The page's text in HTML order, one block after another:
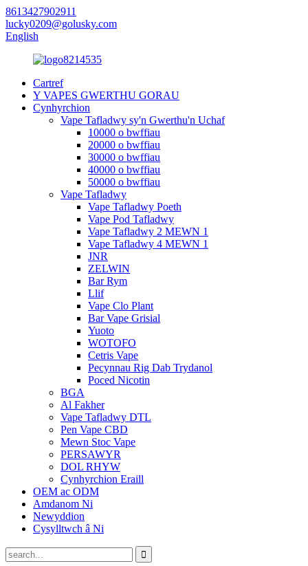
8613427902911
lucky0209@golusky.com
English
Cartref
Y VAPES GWERTHU GORAU
Cynhyrchion
Vape Tafladwy sy'n Gwerthu'n Uchaf
10000 o bwffiau
20000 o bwffiau
30000 o bwffiau
40000 o bwffiau
50000 o bwffiau
Vape Tafladwy
Vape Tafladwy Poeth
Vape Pod Tafladwy
Vape Tafladwy 2 MEWN 1
Vape Tafladwy 4 MEWN 1
JNR
ZELWIN
Bar Rym
Llif
Vape Clo Plant
Bar Vape Grisial
Yuoto
WOTOFO
Cetris Vape
Pecynnau Rig Dab Trydanol
Poced Nicotin
BGA
Al Fakher
Vape Tafladwy DTL
Pen Vape CBD
Mewn Stoc Vape
PERSAWYR
DOL RHYW
Cynhyrchion Eraill
OEM ac ODM
Amdanom Ni
Newyddion
Cysylltwch â Ni